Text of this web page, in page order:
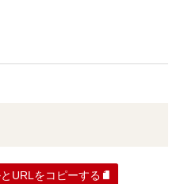
URLをコピーする